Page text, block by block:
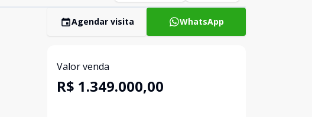
Agendar visita WhatsApp
Valor venda
R$ 1.349.000,00